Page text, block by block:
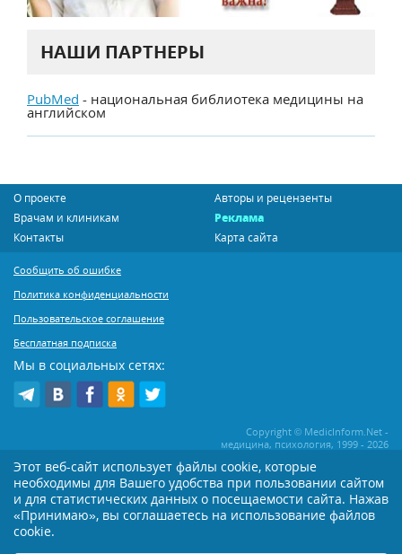
НАШИ ПАРТНЕРЫ
PubMed - национальная библиотека медицины на
английском
О проекте
Авторы и рецензенты
Врачам и клиникам
Реклама
Контакты
Карта сайта
Сообщить об ошибке
Политика конфиденциальности
Пользовательское соглашение
Бесплатная подписка
Мы в социальных сетях:
Copyright © MedicInform.Net -
медицина, психология, 1999 - 2026
Копирование или иное распространение статей нашего сайта строго
воспрещается. Копирование раздела "Новости" допускается при наличии
активной открытой для поисковиков ссылки на MedicInform.Net
Материалы на сайте представлены в справочных целях. Редакция не всегда
Этот веб-сайт использует файлы cookie, которые
необходимы для Вашего удобства при пользовании сайтом
и для статистических данных о посещаемости сайта. Нажав
«Принимаю», вы соглашаетесь на использование файлов
cookie.